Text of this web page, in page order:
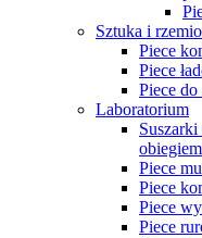
Sztuka i
Piece
Piece
Piece
Laboratorium
Piece
Piece
Piece
Piece